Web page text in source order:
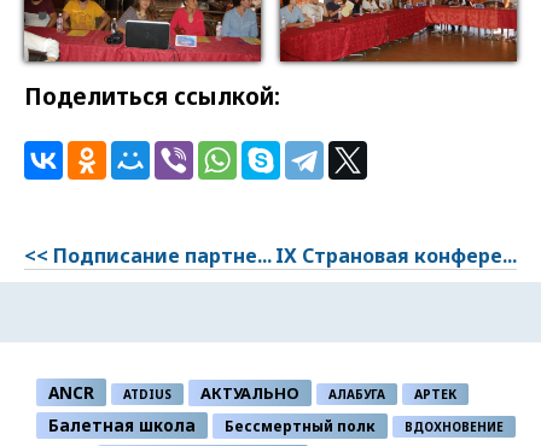
Поделиться ссылкой:
<< Подписание партне...IX Страновая конфере...
ANCR ATDIUS АКТУАЛЬНО АЛАБУГА АРТЕК
Балетная школа Бессмертный полк ВДОХНОВЕНИЕ